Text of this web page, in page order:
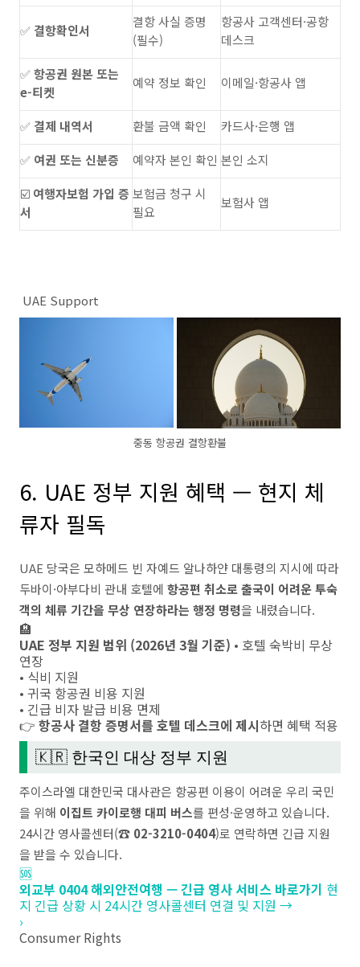
✅ 결항확인서
결항 사실 증명
(필수)
항공사 고객센터·공항
데스크
✅항공권 원본 또는
e-티켓
예약 정보 확인 이메일·항공사 앱
✅ 결제 내역서 환불 금액 확인
카드사·은행 앱
✅ 여권 또는 신분증 예약자 본인 확인 본인 소지
☑️ 여행자보험 가입 증
서
보험금 청구 시
필요
보험사 앱
UAE Support
중동 항공권 결항환불
6. UAE 정부 지원 혜택 — 현지 체
류자 필독
UAE 당국은 모하메드 빈 자예드 알나하얀 대통령의 지시에 따라
두바이·아부다비 관내 호텔에 항공편 취소로 출국이 어려운 투숙
객의 체류 기간을 무상 연장하라는 행정 명령을 내렸습니다.
🏨
UAE 정부 지원 범위 (2026년 3월 기준) • 호텔 숙박비 무상
연장
• 식비 지원
• 귀국 항공권 비용 지원
• 긴급 비자 발급 비용 면제
👉 항공사 결항 증명서를 호텔 데스크에 제시하면 혜택 적용
🇰🇷 한국인 대상 정부 지원
주이스라엘 대한민국 대사관은 항공편 이용이 어려운 우리 국민
을 위해 이집트 카이로행 대피 버스를 편성·운영하고 있습니다.
24시간 영사콜센터(☎ 02-3210-0404)로 연락하면 긴급 지원
을 받을 수 있습니다.
🆘
외교부 0404 해외안전여행 — 긴급 영사 서비스 바로가기 현
지 긴급 상황 시 24시간 영사콜센터 연결 및 지원 →
›
Consumer Rights